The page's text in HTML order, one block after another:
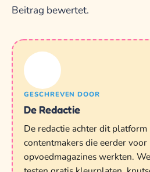
Beitrag bewertet.
GESCHREVEN DOOR
De Redactie
De redactie achter dit platform
contentmakers die eerder
opvoedmagazines werkten.